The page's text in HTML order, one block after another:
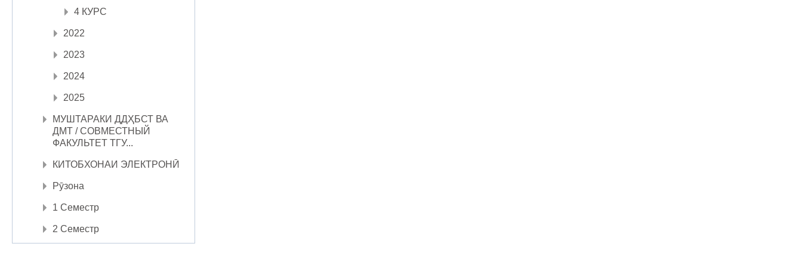
4 КУРС
2022
2023
2024
2025
МУШТАРАКИ ДДҲБСТ ВА
ДМТ / СОВМЕСТНЫЙ
ФАКУЛЬТЕТ ТГУ...
КИТОБХОНАИ ЭЛЕКТРОНӢ
Рӯзона
1 Семестр
2 Семестр